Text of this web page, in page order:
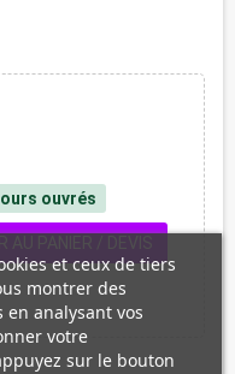
ouvrés
AU PANIER / DEVIS
et ceux de tiers
montrer des
analysant vos
votre
sur le bouton